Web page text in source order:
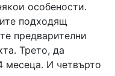
особености.
подходящ
предварителни
Трето, да
месеца. И четвърто